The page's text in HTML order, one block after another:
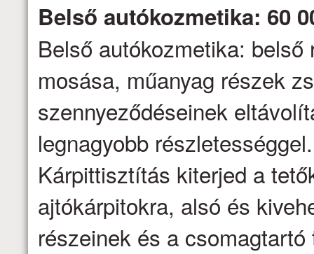
Belső autókozmetika: 60
Belső autókozmetika:
mosása, műanyag részek
szennyeződéseinek
legnagyobb részletességgel.
Kárpittisztítás kiterjed a
ajtókárpitokra, alsó és
részeinek és a